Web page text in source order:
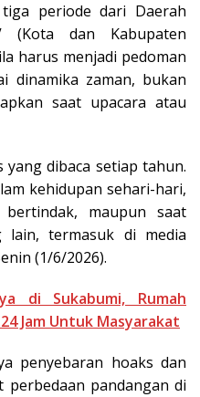
periode dari Daerah
(Kota dan Kabupaten
harus menjadi pedoman
dinamika zaman, bukan
saat upacara atau
yang dibaca setiap tahun.
kehidupan sehari-hari,
maupun saat
lain, termasuk di media
(1/6/2026).
di Sukabumi, Rumah
Jam Untuk Masyarakat
penyebaran hoaks dan
pandangan di